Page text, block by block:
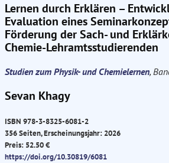
Lernen durch Erklären –
Evaluation eines
Förderung der Sach- und
Chemie-Lehramtsstudierenden
Studien zum Physik- und Chemielernen,
Sevan Khagy
ISBN 978-3-8325-6081-2
356 Seiten, Erscheinungsjahr: 2026
Preis: 52.50 €
https://doi.org/10.30819/6081